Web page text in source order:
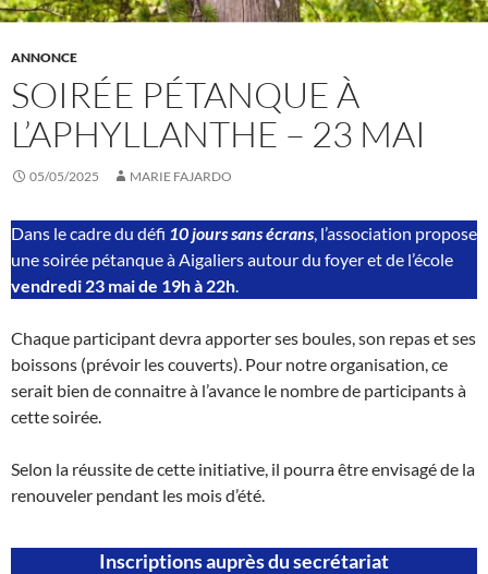
ANNONCE
SOIRÉE PÉTANQUE À
L’APHYLLANTHE – 23 MAI
05/05/2025 MARIE FAJARDO
Dans le cadre du défi 10 jours sans écrans, l’association propose
une soirée pétanque à Aigaliers autour du foyer et de l’école
vendredi 23 mai de 19h à 22h.
Chaque participant devra apporter ses boules, son repas et ses
boissons (prévoir les couverts). Pour notre organisation, ce
serait bien de connaitre à l’avance le nombre de participants à
cette soirée.
Selon la réussite de cette initiative, il pourra être envisagé de la
renouveler pendant les mois d’été.
Inscriptions auprès du secrétariat